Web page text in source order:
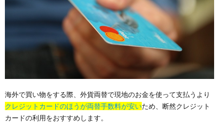
海外で買い物をする際、外貨両替で現地のお金を使って支払うより
クレジットカードのほうが両替手数料が安いため、断然クレジット
カードの利用をおすすめします。